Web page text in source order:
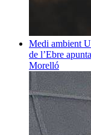
Medi ambient
de l’Ebre
Morelló